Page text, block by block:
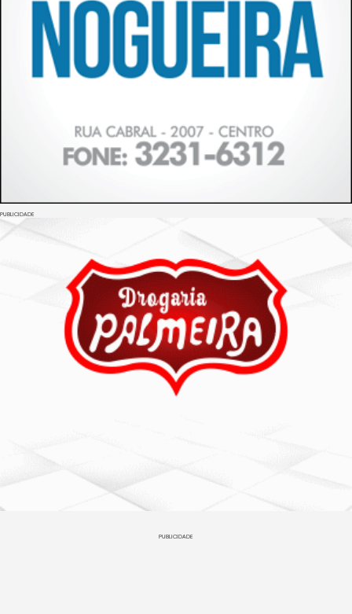
PUBLICIDADE
PUBLICIDADE